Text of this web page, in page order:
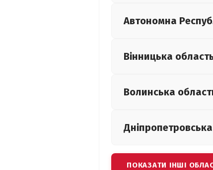
Автономна
Вінницька
Волинська
Дніпропетровська
ПОКАЗАТИ ІНШІ